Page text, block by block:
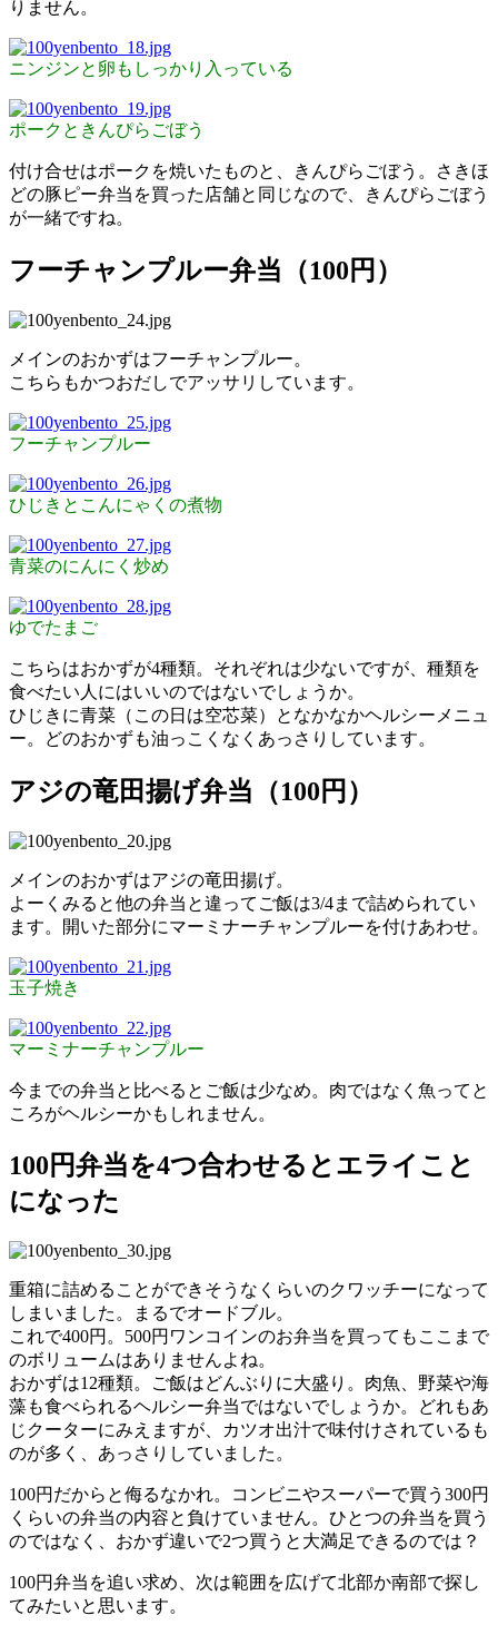
りません。
ニンジンと卵もしっかり入っている
ポークときんぴらごぼう
付け合せはポークを焼いたものと、きんぴらごぼう。さきほ
どの豚ピー弁当を買った店舗と同じなので、きんぴらごぼう
が一緒ですね。
フーチャンプルー弁当（100円）
メインのおかずはフーチャンプルー。
こちらもかつおだしでアッサリしています。
フーチャンプルー
ひじきとこんにゃくの煮物
青菜のにんにく炒め
ゆでたまご
こちらはおかずが4種類。それぞれは少ないですが、種類を
食べたい人にはいいのではないでしょうか。
ひじきに青菜（この日は空芯菜）となかなかヘルシーメニュ
ー。どのおかずも油っこくなくあっさりしています。
アジの竜田揚げ弁当（100円）
メインのおかずはアジの竜田揚げ。
よーくみると他の弁当と違ってご飯は3/4まで詰められてい
ます。開いた部分にマーミナーチャンプルーを付けあわせ。
玉子焼き
マーミナーチャンプルー
今までの弁当と比べるとご飯は少なめ。肉ではなく魚ってと
ころがヘルシーかもしれません。
100円弁当を4つ合わせるとエライこと
になった
重箱に詰めることができそうなくらいのクワッチーになって
しまいました。まるでオードブル。
これで400円。500円ワンコインのお弁当を買ってもここまで
のボリュームはありませんよね。
おかずは12種類。ご飯はどんぶりに大盛り。肉魚、野菜や海
藻も食べられるヘルシー弁当ではないでしょうか。どれもあ
じクーターにみえますが、カツオ出汁で味付けされているも
のが多く、あっさりしていました。
100円だからと侮るなかれ。コンビニやスーパーで買う300円
くらいの弁当の内容と負けていません。ひとつの弁当を買う
のではなく、おかず違いで2つ買うと大満足できるのでは？
100円弁当を追い求め、次は範囲を広げて北部か南部で探し
てみたいと思います。